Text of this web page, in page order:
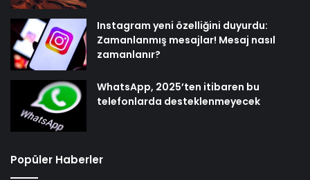
Instagram yeni özelliğini duyurdu:
Zamanlanmış mesajlar! Mesaj nasıl
zamanlanır?
WhatsApp, 2025’ten itibaren bu
telefonlarda desteklenmeyecek
Popüler Haberler